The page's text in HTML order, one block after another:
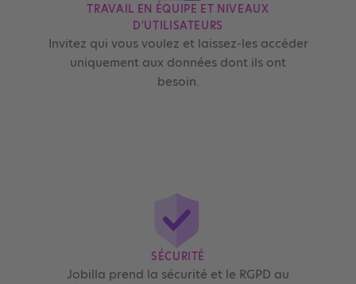
TRAVAIL EN ÉQUIPE ET NIVEAUX
D'UTILISATEURS
Invitez qui vous voulez et laissez-les accéder
uniquement aux données dont ils ont
besoin.
SÉCURITÉ
Jobilla prend la sécurité et le RGPD au